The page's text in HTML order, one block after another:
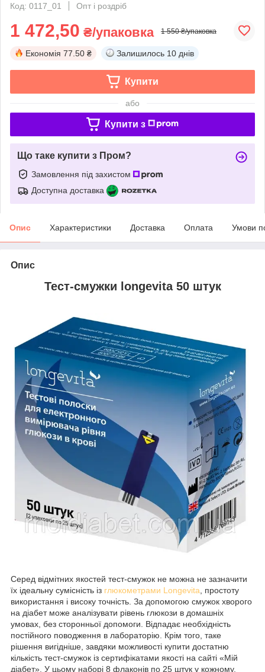
Код: 0117_01
Опт і роздріб
1 472,50 ₴/упаковка 1 550 ₴/упаковка
Економія 77.50 ₴ Залишилось 10 днів
Купити
або
Купити з
Що таке купити з Пром?
Замовлення під захистом
Доступна доставка
Опис Характеристики Доставка Оплата Умови
Опис
Тест-смужки longevita 50 штук
Серед відмітних якостей тест-смужок не можна не зазначити
їх ідеальну сумісність із глюкометрами Longevita , простоту
використання і високу точність. За допомогою смужок хворого
на діабет може аналізувати рівень глюкози в домашніх
умовах, без сторонньої допомоги. Відпадає необхідність
постійного поводження в лабораторію. Крім того, таке
рішення вигідніше, завдяки можливості купити достатню
кількість тест-смужок із сертифікатами якості на сайті «Мій
діабет». У цьому наборі 8 флаконів по 25 штук у кожному.